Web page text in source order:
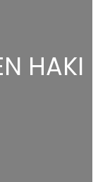
HAKI